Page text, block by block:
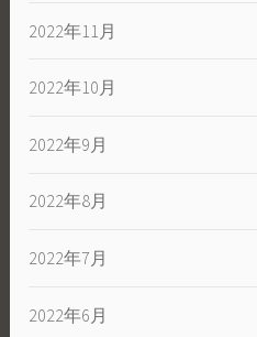
2022年11月
2022年10月
2022年9月
2022年8月
2022年7月
2022年6月